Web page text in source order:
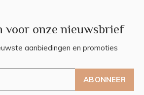
voor onze nieuwsbrief
aanbiedingen en promoties
ABONNEER